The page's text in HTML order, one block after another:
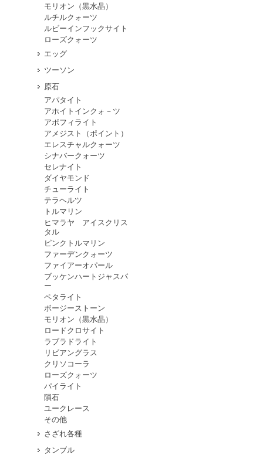
モリオン（黒水晶）
ルチルクォーツ
ルビーインフックサイト
ローズクォーツ
エッグ
ツーソン
原石
アパタイト
アホイトインクォ－ツ
アポフィライト
アメジスト（ポイント）
エレスチャルクォーツ
シナバークォーツ
セレナイト
ダイヤモンド
チューライト
テラヘルツ
トルマリン
ヒマラヤ アイスクリス
タル
ピンクトルマリン
ファーデンクォーツ
ファイアーオパール
ブッケンハートジャスパ
ー
ペタライト
ボージーストーン
モリオン（黒水晶）
ロードクロサイト
ラブラドライト
リビアングラス
クリソコーラ
ローズクォーツ
パイライト
隕石
ユークレース
その他
さざれ各種
タンブル